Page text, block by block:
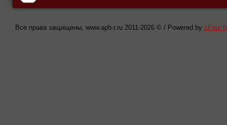
Все права защищены, www.apb-r.ru 2011-2026 © / Powered by sPaiz-